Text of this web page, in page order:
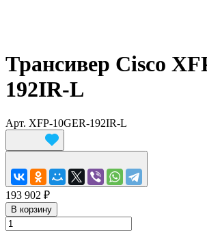
Трансивер Cisco
192IR-L
Арт. XFP-10GER-192IR-L
193 902 ₽
В корзину